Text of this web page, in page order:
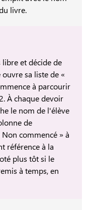
livre.
et décide de
sa liste de «
à parcourir
À chaque devoir
le nom de l'élève
de
commencé » à
référence à la
plus tôt si le
à temps, en